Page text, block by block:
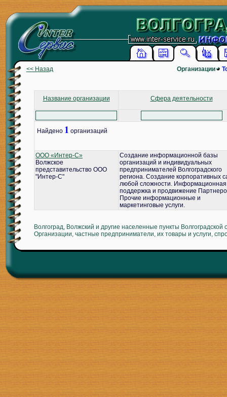
<< Назад Организации
Название организации Сфера деятельности
Найдено 1 организаций
ООО «Интер-С»
Волжское
представительство ООО
"Интер-С"
Создание информационной базы
организаций и индивидуальных
предпринимателей Волгоградского
региона. Создание корпоративных
любой сложности. Информационная
поддержка и продвижение
Прочие информационные и
маркетинговые услуги.
Волгоград, Волжский и другие населенные пункты Волгоградской
Организации, частные предприниматели, их товары и услуги,